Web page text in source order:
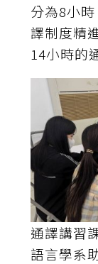
分為8小
譯制度精
14小時的
通譯講習
語言學系